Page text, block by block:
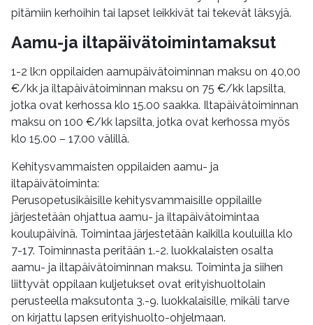
pitämiin kerhoihin tai lapset leikkivät tai tekevät läksyjä.
Aamu-ja iltapäivätoimintamaksut
1-2 lk:n oppilaiden aamupäivätoiminnan maksu on 40,00
€/kk ja iltapäivätoiminnan maksu on 75 €/kk lapsilta,
jotka ovat kerhossa klo 15.00 saakka. Iltapäivätoiminnan
maksu on 100 €/kk lapsilta, jotka ovat kerhossa myös
klo 15.00 – 17.00 välillä.
Kehitysvammaisten oppilaiden aamu- ja
iltapäivätoiminta:
Perusopetusikäisille kehitysvammaisille oppilaille
järjestetään ohjattua aamu- ja iltapäivätoimintaa
koulupäivinä. Toimintaa järjestetään kaikilla kouluilla klo
7-17. Toiminnasta peritään 1.-2. luokkalaisten osalta
aamu- ja iltapäivätoiminnan maksu. Toiminta ja siihen
liittyvät oppilaan kuljetukset ovat erityishuoltolain
perusteella maksutonta 3.-9. luokkalaisille, mikäli tarve
on kirjattu lapsen erityishuolto-ohjelmaan.